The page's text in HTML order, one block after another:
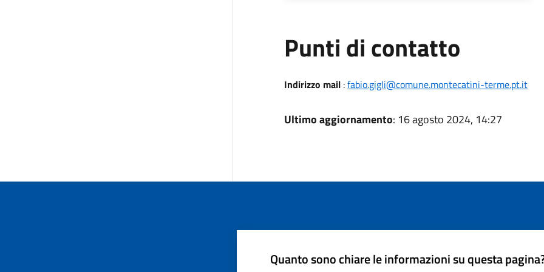
Punti di contatto
Indirizzo mail:fabio.gigli@comune.montecatini-terme.pt.it
Ultimo aggiornamento: 16 agosto 2024, 14:27
Quanto sono chiare le informazioni su questa